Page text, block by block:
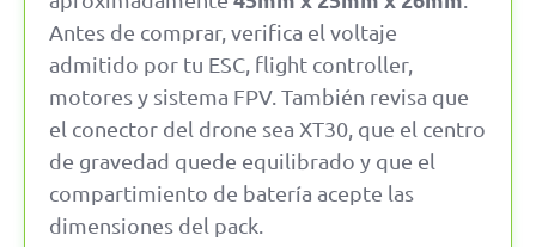
Antes de comprar, verifica el voltaje
admitido por tu ESC, flight controller,
motores y sistema FPV. También revisa que
el conector del drone sea XT30, que el centro
de gravedad quede equilibrado y que el
compartimiento de batería acepte las
dimensiones del pack.